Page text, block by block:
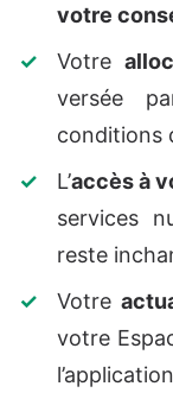
votre
Votre
versée
conditions
L’accès à
services
reste
Votre
votre